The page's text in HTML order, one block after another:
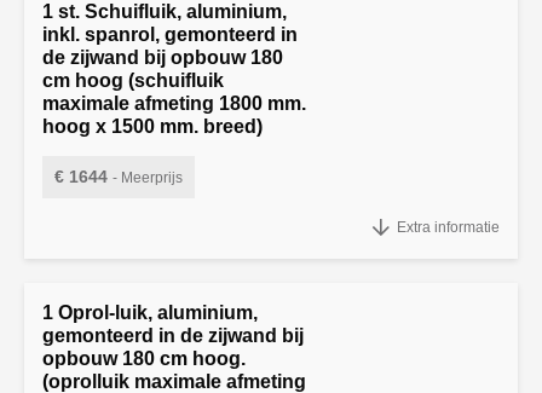
1 st. Schuifluik, aluminium,
inkl. spanrol, gemonteerd in
de zijwand bij opbouw 180
cm hoog (schuifluik
maximale afmeting 1800 mm.
hoog x 1500 mm. breed)
€ 1644 - Meerprijs
opbouw 180 cm hoog (schuifluik maximale afmeting 1800 mm. hoog
Extra informatie
1 Oprol-luik, aluminium,
gemonteerd in de zijwand bij
opbouw 180 cm hoog.
(oprolluik maximale afmeting